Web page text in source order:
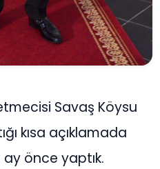
Savaş Köysu
kısa açıklamada
ay önce yaptık.